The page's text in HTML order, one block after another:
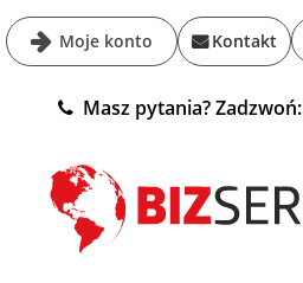
Moje konto Kontakt
Masz pytania? Zadzwoń: